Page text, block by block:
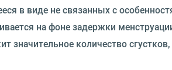
в виде не связанных с
на фоне задержки
значительное количество